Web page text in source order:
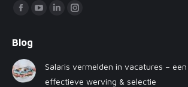
Vind ons op:
Facebook
opens
in
new
YouTube
LinkedinInstagram
Blog
Salaris vermelden in vacatures –
effectieve werving & selectie